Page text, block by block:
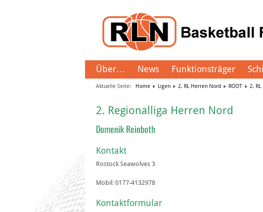
Über… News Funktionsträger
Aktuelle Seite: Home Ligen 2. RL Herren Nord ROOT 2.
2. Regionalliga Herren Nord
Domenik Reinboth
Kontakt
Rostock Seawolves 3
Mobil: 0177-4132978
Kontaktformular